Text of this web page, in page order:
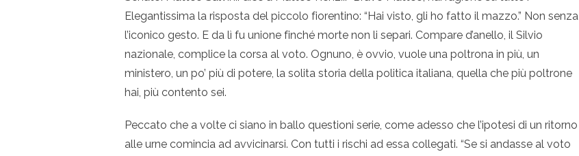
Elegantissima la risposta del piccolo fiorentino: “Hai visto, gli ho fatto il mazzo.” Non senza
l’iconico gesto. E da lì fu unione finché morte non li separi. Compare d’anello, il Silvio
nazionale, complice la corsa al voto. Ognuno, è ovvio, vuole una poltrona in più, un
ministero, un po’ più di potere, la solita storia della politica italiana, quella che più poltrone
hai, più contento sei.
Peccato che a volte ci siano in ballo questioni serie, come adesso che l’ipotesi di un ritorno
alle urne comincia ad avvicinarsi. Con tutti i rischi ad essa collegati. “Se si andasse al voto